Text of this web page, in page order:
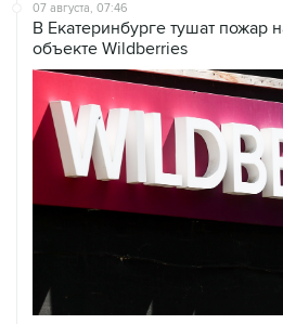
07 августа, 07:46
В Екатеринбурге тушат пожар
объекте Wildberries